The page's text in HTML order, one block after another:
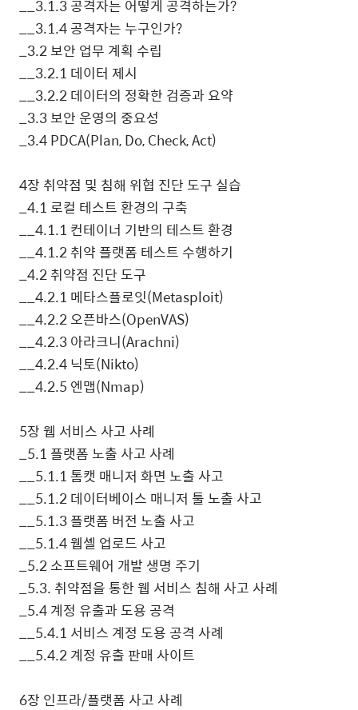
__3.1.3공격자는 어떻게 공격하는가?
__3.1.4공격자는 누구인가?
_3.2보안 업무 계획 수립
__3.2.1 데이터 제시
__3.2.2데이터의 정확한 검증과 요약
_3.3보안 운영의 중요성
_3.4 PDCA(Plan, Do, Check, Act)
4장 취약점 및 침해 위협 진단 도구 실습
_4.1로컬 테스트 환경의 구축
__4.1.1 컨테이너 기반의 테스트 환경
__4.1.2취약 플랫폼 테스트 수행하기
_4.2취약점 진단 도구
__4.2.1 메타스플로잇(Metasploit)
__4.2.2오픈바스(OpenVAS)
__4.2.3아라크니(Arachni)
__4.2.4닉토(Nikto)
__4.2.5 엔맵(Nmap)
5장 웹 서비스 사고 사례
_5.1플랫폼 노출 사고 사례
__5.1.1톰캣 매니저 화면 노출 사고
__5.1.2데이터베이스 매니저 툴 노출 사고
__5.1.3플랫폼 버전 노출 사고
__5.1.4웹셸 업로드 사고
_5.2소프트웨어 개발 생명 주기
_5.3. 취약점을 통한 웹 서비스 침해 사고 사례
_5.4계정 유출과 도용 공격
__5.4.1 서비스 계정 도용 공격 사례
__5.4.2계정 유출 판매 사이트
6장 인프라/플랫폼 사고 사례